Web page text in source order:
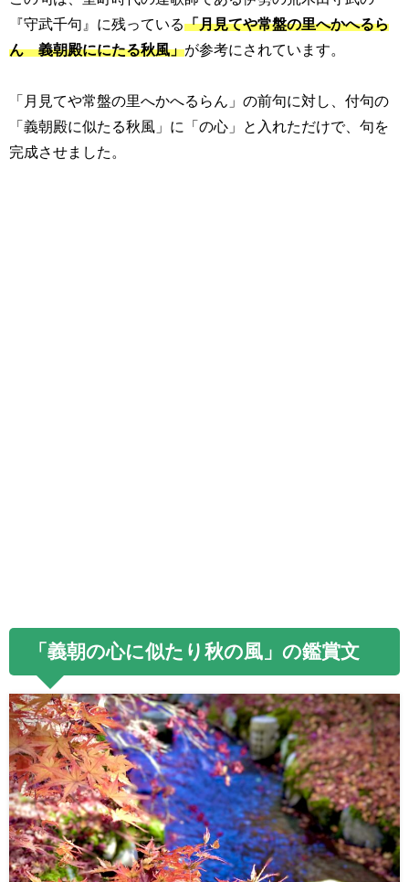
『守武千句』に残っている「月見てや常盤の里へかへるら
ん 義朝殿ににたる秋風」が参考にされています。
「月見てや常盤の里へかへるらん」の前句に対し、付句の
「義朝殿に似たる秋風」に「の心」と入れただけで、句を
完成させました。
「義朝の心に似たり秋の風」の鑑賞文